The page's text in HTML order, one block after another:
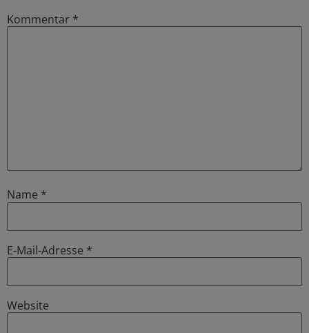
Kommentar *
Name *
E-Mail-Adresse *
Website